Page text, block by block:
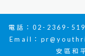
電話：02-2369-
Email：
安區和